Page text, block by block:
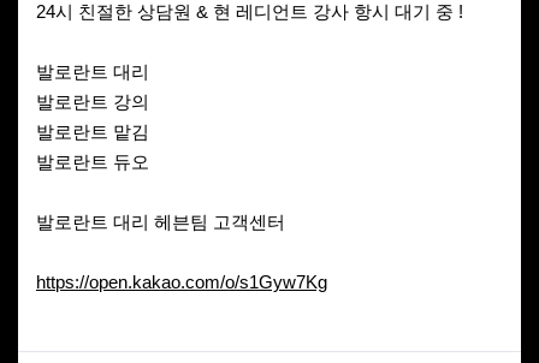
24시 친절한 상담원 & 현 레디언트 강사 항시 대기 중 !
발로란트 대리
발로란트 강의
발로란트 맡김
발로란트 듀오
발로란트 대리 헤븐팀 고객센터
https://open.kakao.com/o/s1Gyw7Kg